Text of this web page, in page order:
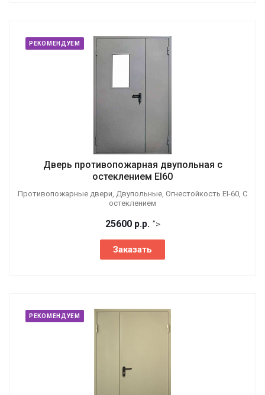
РЕКОМЕНДУЕМ
Дверь противопожарная двупольная с
остеклением EI60
Противопожарные двери, Двупольные, Огнестойкость EI-60, С
остеклением
25600 р.р. ">
Заказать
РЕКОМЕНДУЕМ